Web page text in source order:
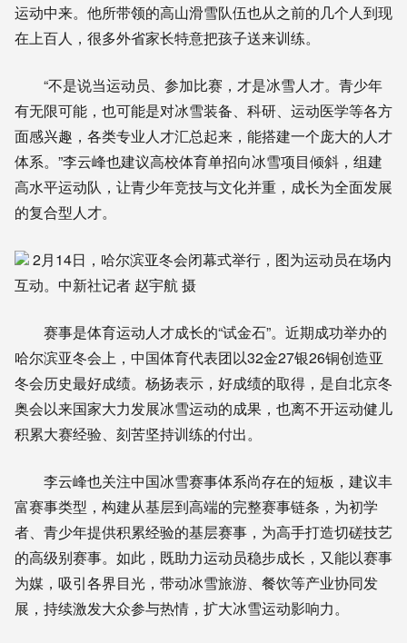
运动中来。他所带领的高山滑雪队伍也从之前的几个人到现
在上百人，很多外省家长特意把孩子送来训练。
“不是说当运动员、参加比赛，才是冰雪人才。青少年
有无限可能，也可能是对冰雪装备、科研、运动医学等各方
面感兴趣，各类专业人才汇总起来，能搭建一个庞大的人才
体系。”李云峰也建议高校体育单招向冰雪项目倾斜，组建
高水平运动队，让青少年竞技与文化并重，成长为全面发展
的复合型人才。
2月14日，哈尔滨亚冬会闭幕式举行，图为运动员在场内
互动。中新社记者 赵宇航 摄
赛事是体育运动人才成长的“试金石”。近期成功举办的
哈尔滨亚冬会上，中国体育代表团以32金27银26铜创造亚
冬会历史最好成绩。杨扬表示，好成绩的取得，是自北京冬
奥会以来国家大力发展冰雪运动的成果，也离不开运动健儿
积累大赛经验、刻苦坚持训练的付出。
李云峰也关注中国冰雪赛事体系尚存在的短板，建议丰
富赛事类型，构建从基层到高端的完整赛事链条，为初学
者、青少年提供积累经验的基层赛事，为高手打造切磋技艺
的高级别赛事。如此，既助力运动员稳步成长，又能以赛事
为媒，吸引各界目光，带动冰雪旅游、餐饮等产业协同发
展，持续激发大众参与热情，扩大冰雪运动影响力。